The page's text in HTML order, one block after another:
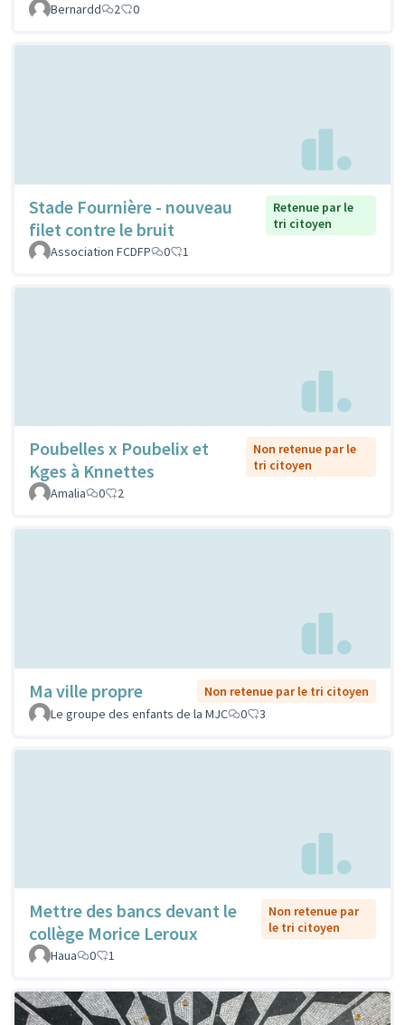
Bernardd 2 0
Stade Fournière - nouveau
filet contre le bruit
Retenue par le
tri citoyen
Association FCDFP
0 1
Poubelles x Poubelix et
Kges à Knnettes
Non retenue par le
tri citoyen
Amalia
0 2
Ma ville propre
Non retenue par le tri citoyen
Le groupe des enfants de la MJC
0 3
Mettre des bancs devant le
collège Morice Leroux
Non retenue par
le tri citoyen
Haua
0 1